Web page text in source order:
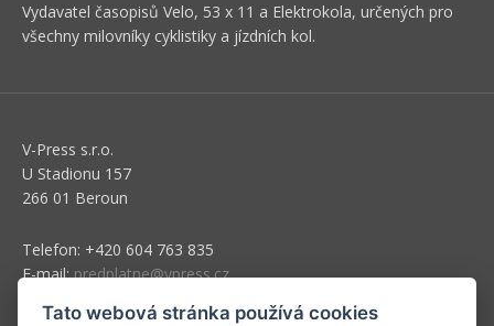
Vydavatel časopisů Velo, 53 x 11 a Elektrokola, určených pro
všechny milovníky cyklistiky a jízdních kol.
V-Press s.r.o.
U Stadionu 157
266 01 Beroun
Telefon: +420 604 763 835
E-mail:predplatne@vpress.cz
Tato webová stránka používá cookies